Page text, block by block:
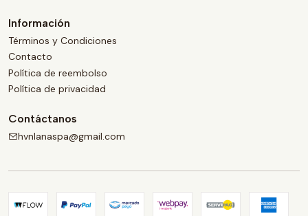
Información
Términos y Condiciones
Contacto
Política de reembolso
Política de privacidad
Contáctanos
hvnlanaspa@gmail.com